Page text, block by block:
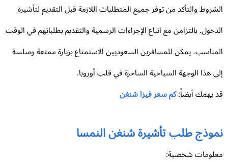
والتأكد من توفر جميع المتطلبات اللازمة قبل التقديم لتأشيرة
بالتزامن مع اتباع الإجراءات الرسمية والتقديم بطلباتهم في الوقت
يمكن للمسافرين السعوديين الاستمتاع بزيارة ممتعة وسلسة
هذا الوجهة السياحية الساحرة في قلب أوروبا.
يهمك أيضاً:كم سعر فيزا شنغن
طلب تأشيرة شنغن النمسا
شخصية: